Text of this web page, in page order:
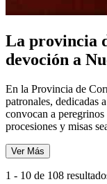
La provincia
devoción a
En la Provincia de
patronales, dedicadas
convocan a
procesiones y misas
Ver Más
1 - 10 de 108